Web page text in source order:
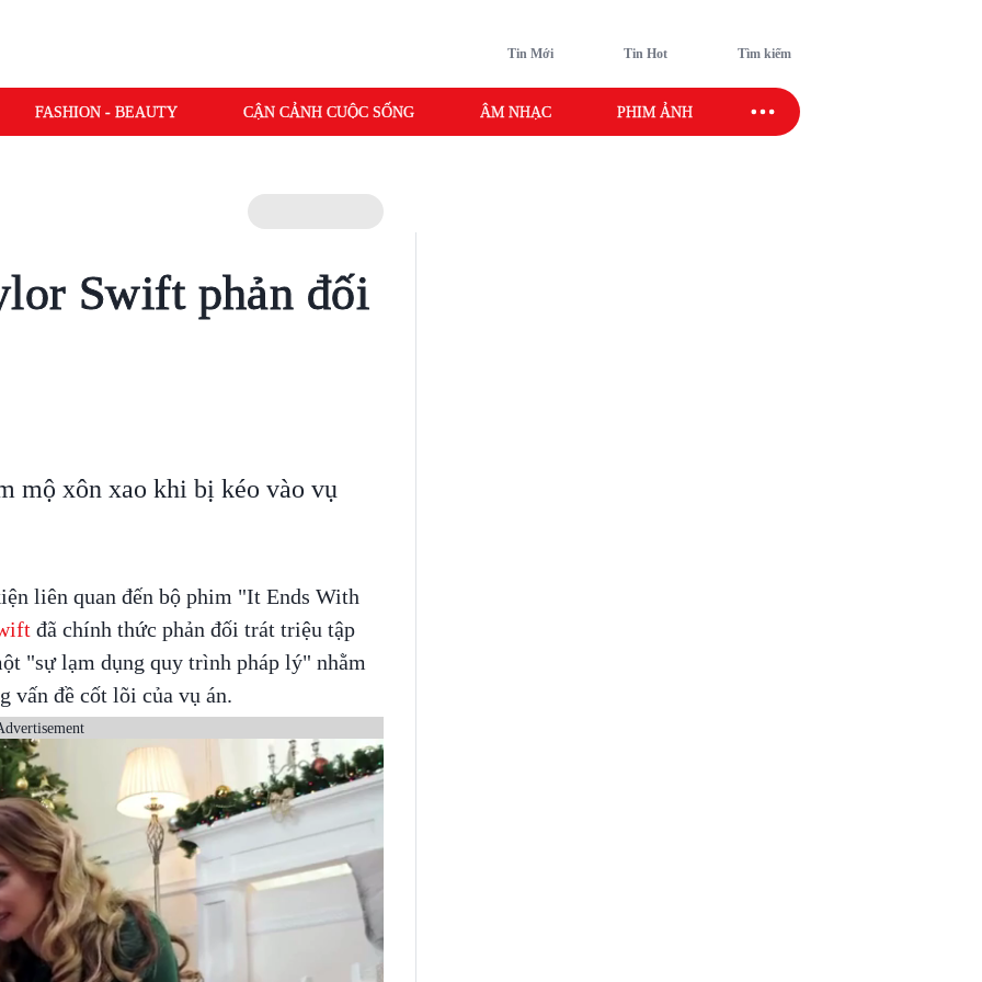
Tin Mới Tin Hot Tìm kiếm
FASHION - BEAUTY CẬN CẢNH CUỘC SỐNG ÂM NHẠC PHIM ẢNH SAO SPORT
Swift phản đối
mộ xôn xao khi bị kéo vào vụ
liên quan đến bộ phim "It Ends With
đã chính thức phản đối trát triệu tập
"sự lạm dụng quy trình pháp lý" nhằm
vấn đề cốt lõi của vụ án.